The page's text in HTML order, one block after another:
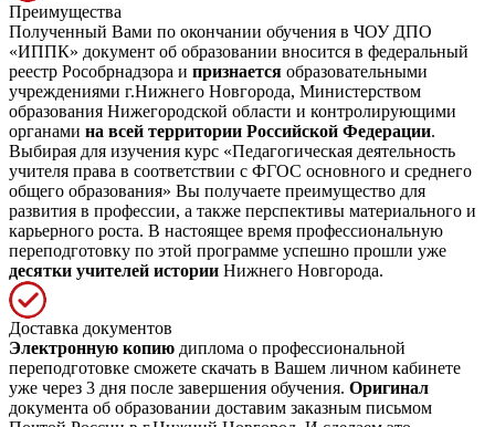
Преимущества
Полученный Вами по окончании обучения в ЧОУ ДПО
«ИППК» документ об образовании вносится в федеральный
реестр Рособрнадзора и признается образовательными
учреждениями г.Нижнего Новгорода, Министерством
образования Нижегородской области и контролирующими
органами на всей территории Российской Федерации.
Выбирая для изучения курс «Педагогическая деятельность
учителя права в соответствии с ФГОС основного и среднего
общего образования» Вы получаете преимущество для
развития в профессии, а также перспективы материального и
карьерного роста. В настоящее время профессиональную
переподготовку по этой программе успешно прошли уже
десятки учителей истории Нижнего Новгорода.
Доставка документов
Электронную копию диплома о профессиональной
переподготовке сможете скачать в Вашем личном кабинете
уже через 3 дня после завершения обучения. Оригинал
документа об образовании доставим заказным письмом